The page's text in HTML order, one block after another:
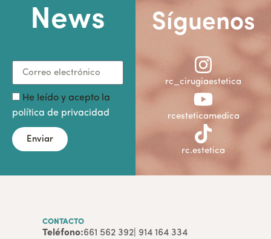
News
He leído y acepto la
política de privacidad
Enviar
Síguenos
rc_cirugiaestetica
rcesteticamedica
rc.estetica
CONTACTO
Teléfono:661 562 392 | 914 164 334